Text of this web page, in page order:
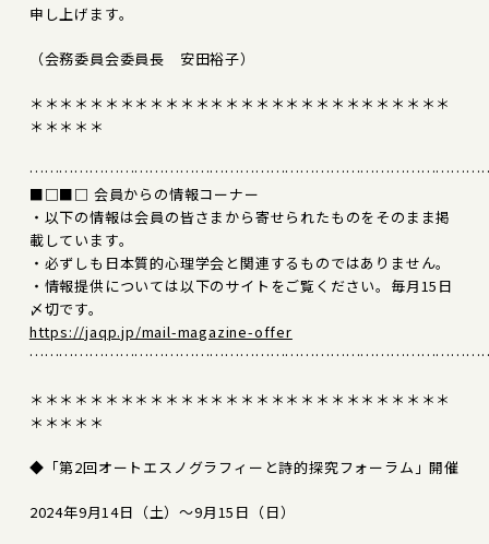
申し上げます。
（会務委員会委員長 安田裕子）
＊＊＊＊＊＊＊＊＊＊＊＊＊＊＊＊＊＊＊＊＊＊＊＊＊＊＊＊
＊＊＊＊＊
■□■□ 会員からの情報コーナー
・以下の情報は会員の皆さまから寄せられたものをそのまま掲
載しています。
・必ずしも日本質的心理学会と関連するものではありません。
・情報提供については以下のサイトをご覧ください。毎月15日
〆切です。
https://jaqp.jp/mail-magazine-offer
＊＊＊＊＊＊＊＊＊＊＊＊＊＊＊＊＊＊＊＊＊＊＊＊＊＊＊＊
＊＊＊＊＊
◆「第2回オートエスノグラフィーと詩的探究フォーラム」開催
2024年9月14日（土）～9月15日（日）